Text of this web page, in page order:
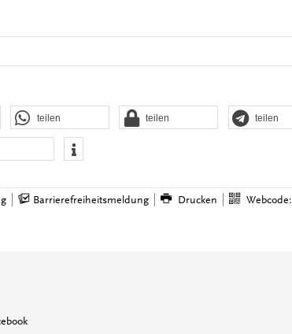
teilen teilen teilen
Barrierefreiheitsmeldung Drucken Webcode: